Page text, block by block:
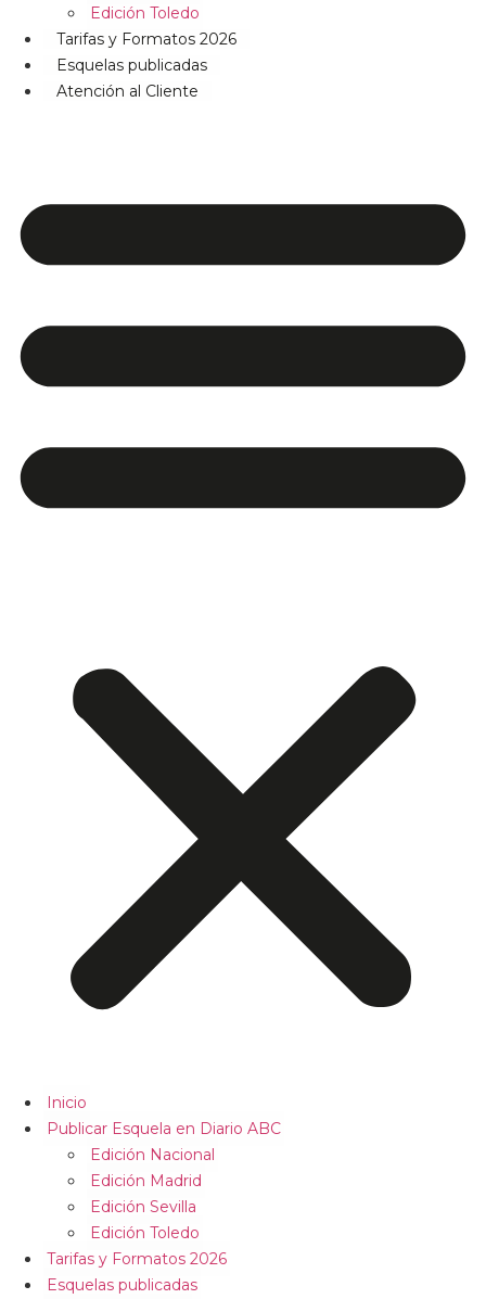
Edición Toledo
Tarifas y Formatos 2026
Esquelas publicadas
Atención al Cliente
Inicio
Publicar Esquela en Diario ABC
Edición Nacional
Edición Madrid
Edición Sevilla
Edición Toledo
Tarifas y Formatos 2026
Esquelas publicadas